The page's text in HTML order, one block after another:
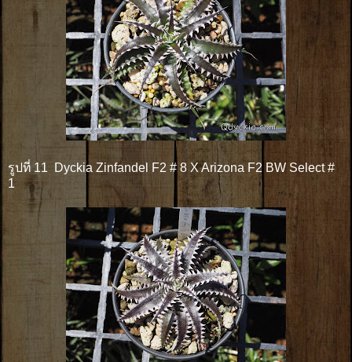
รูปที่ 11 Dyckia Zinfandel F2 # 8 X Arizona F2 BW Select #
1